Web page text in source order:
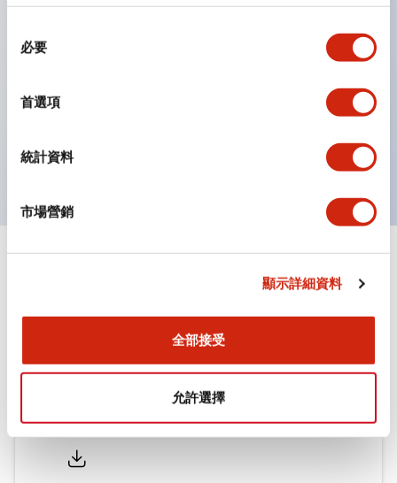
必要
首選項
統計資料
市場營銷
顯示詳細資料
全部接受
允許選擇
可支援最多6段12接點
操作型等豐富多樣的選擇。
防護結構IP65、IP54、IP40（IEC60529）
認證與標準